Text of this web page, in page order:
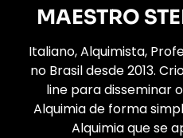
MAESTRO
Italiano, Alquimista,
no Brasil desde 2013.
line para disseminar
Alquimia de forma
Alquimia que se